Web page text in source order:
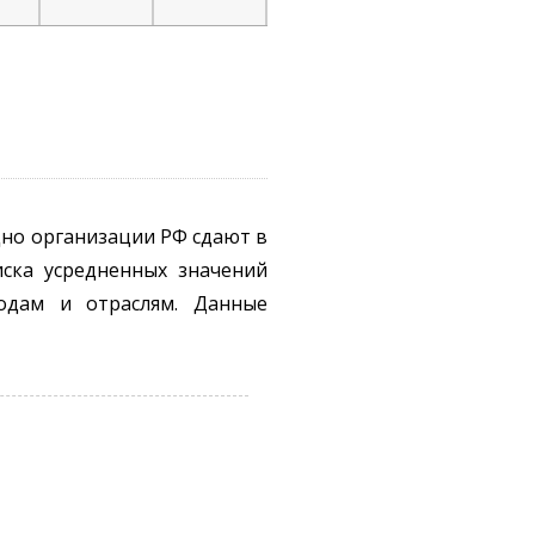
организации РФ сдают в
усредненных значений
и отраслям. Данные